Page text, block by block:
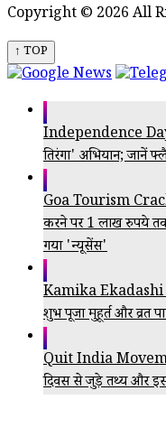
Copyright © 2026 All
↑ TOP
Independence
तिरंगा' अभियान; जानें
Goa Tourism
करने पर 1 लाख रुपये तक
गया 'न्यूसेंस'
Kamika Ekadashi
शुभ पूजा मुहूर्त और व्रत
Quit India
दिवस से जुड़े तथ्य और